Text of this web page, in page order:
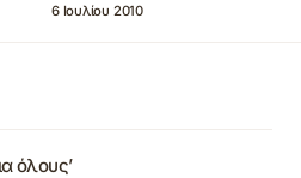
6 Ιουλίου 2010
όλους’